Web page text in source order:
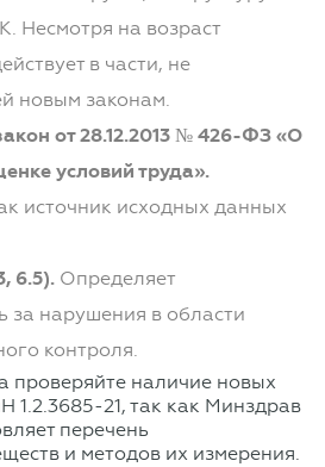
Несмотря на возраст
в части, не
новым законам.
от 28.12.2013 № 426-ФЗ «О
условий труда».
источник исходных данных
6.5).Определяет
за нарушения в области
контроля.
проверяйте наличие новых
1.2.3685-21, так как Минздрав
перечень
и методов их измерения.